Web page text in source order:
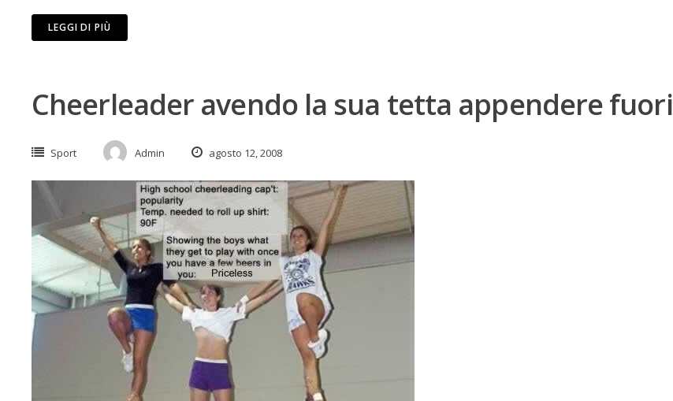
LEGGI DI PIÙ
Cheerleader avendo la sua tetta appendere fuori
Sport Admin agosto 12, 2008